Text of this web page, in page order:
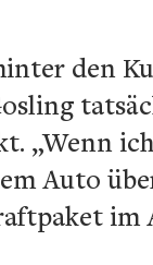
den
„Wenn
Auto
im